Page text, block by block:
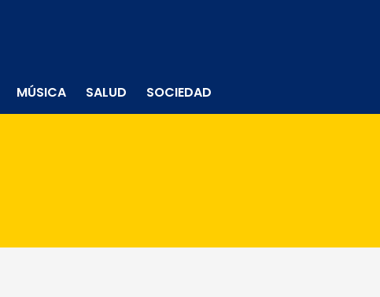
MÚSICA SALUD SOCIEDAD